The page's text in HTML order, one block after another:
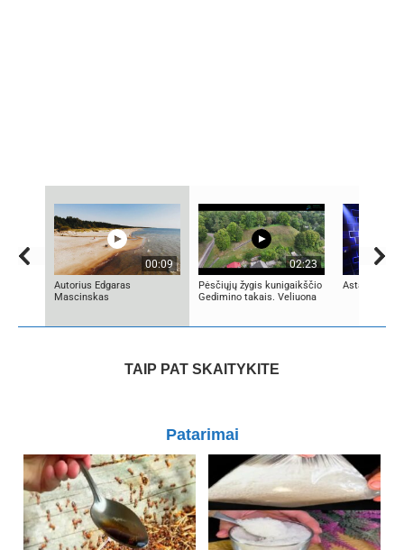
00:09
Autorius Edgaras
Mascinskas
02:23
Pėsčiųjų žygis kunigaikščio
Gedimino takais. Veliuona
Asta
TAIP PAT SKAITYKITE
Patarimai